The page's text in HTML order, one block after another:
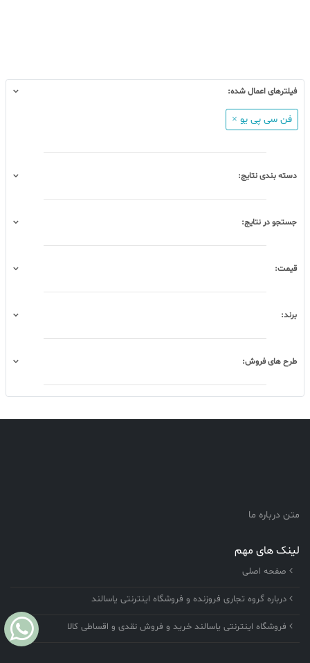
فیلترهای اعمال شده:
فن سی پی یو ×
دسته بندی نتایج:
جستجو در نتایج:
قیمت:
برند:
طرح های فروش:
متن درباره ما
لینک های مهم
صفحه اصلی
درباره گروه تجاری فروزنده و فروشگاه اینترنتی یاسالند
فروشگاه اینترنتی یاسالند خرید و فروش نقدی و اقساطی کالا